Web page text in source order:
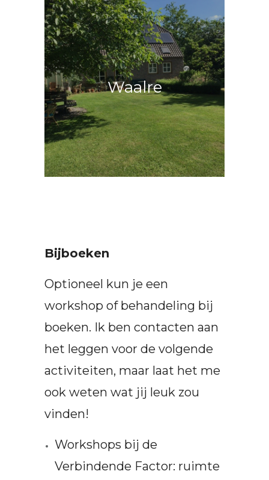
Waalre
B&B ’t Loont
Je loopt hier zo de weiden in!
€45 per nacht
Bijboeken
Optioneel kun je een
workshop of behandeling bij
boeken. Ik ben contacten aan
het leggen voor de volgende
activiteiten, maar laat het me
ook weten wat jij leuk zou
vinden!
Workshops bij de
Verbindende Factor: ruimte